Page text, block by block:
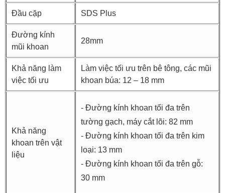
Đầu cặp SDS Plus
Đường kính
mũi khoan
28mm
Khả năng làm
việc tối ưu
Làm việc tối ưu trên bê tông, các mũi
khoan búa: 12 – 18 mm
Khả năng
khoan trên vật
liệu
- Đường kính khoan tối đa trên
tường gạch, máy cắt lõi: 82 mm
- Đường kính khoan tối đa trên kim
loại: 13 mm
- Đường kính khoan tối đa trên gỗ:
30 mm